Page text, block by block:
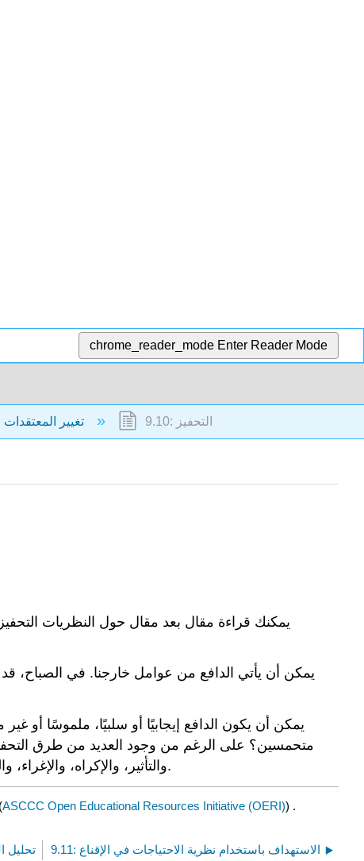
chrome_reader_mode Enter Reader Mode
9: تغيير المعتقدات والمواقف والسلوك 9.10: التحفيز
يمكنك قراءة مقال بعد مقال حول النظريات
يمكن أن يأتي الدافع من عوامل خارجنا. في الصباح،
يمكن أن يكون الدافع إيجابيًا أو سلبيًا، ملموسًا أو
متحمسين؟ على الرغم من وجود العديد من طرق التحفيز
والتأثير، والإكراه، والإغراء، والحث، والتحفيز، والدفع، وجعل شخص آخر يقبل موقفه بشأن المطالبة. سنلقي نظرة على واحدة، نظرية الحاجة لماسلو.
(ASCCC Open Educational Resources Initiative (OERI)) .
9.9: 9.11: الاستهداف باستخدام نظرية الاحتياجات في الإقناع